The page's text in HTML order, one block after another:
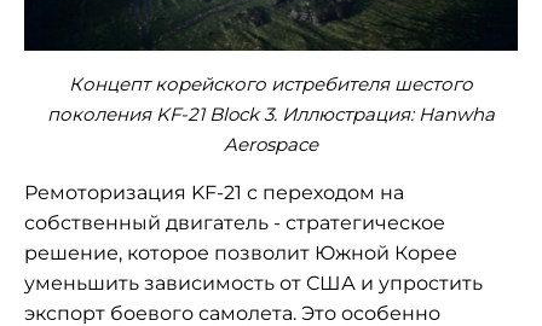
Концепт корейского истребителя шестого
поколения KF-21 Block 3. Иллюстрация: Hanwha
Aerospace
Ремоторизация KF-21 с переходом на
собственный двигатель - стратегическое
решение, которое позволит Южной Корее
уменьшить зависимость от США и упростить
экспорт боевого самолета. Это особенно